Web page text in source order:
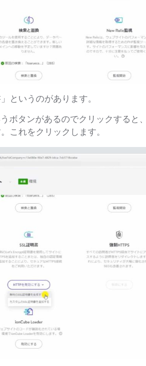
」というのがあります。
うボタンがあるのでクリックすると
これをクリックします。